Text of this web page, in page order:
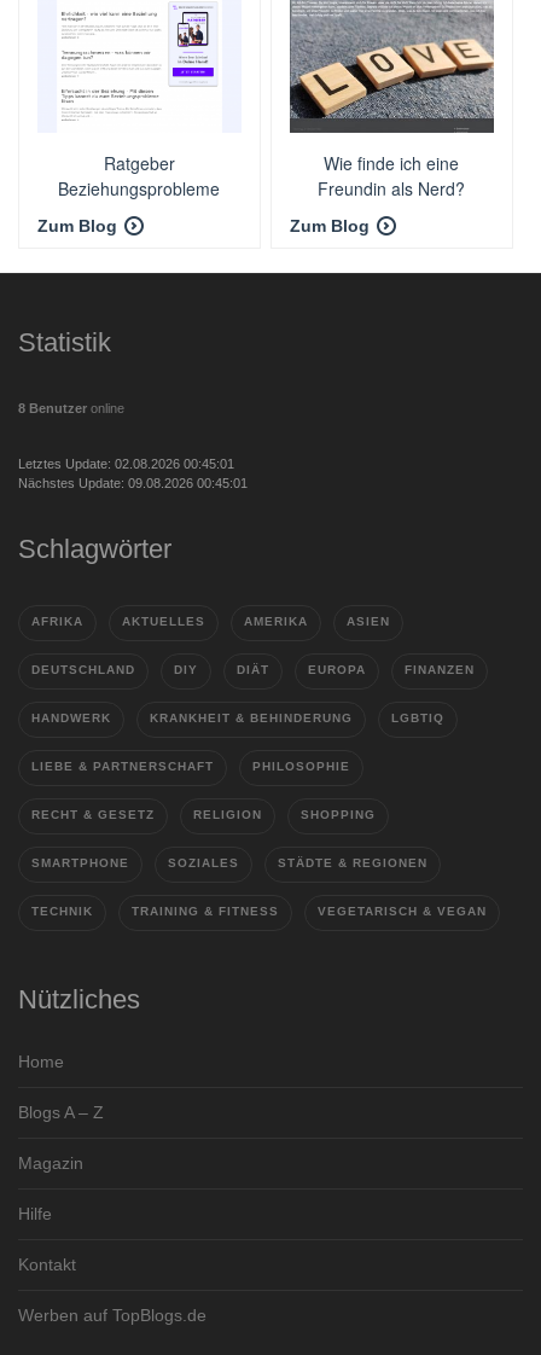
Ratgeber
Beziehungsprobleme
Zum Blog
Wie finde ich eine
Freundin als Nerd?
Zum Blog
Statistik
8 Benutzer online
Letztes Update: 02.08.2026 00:45:01
Nächstes Update: 09.08.2026 00:45:01
Schlagwörter
AFRIKA AKTUELLES AMERIKA ASIEN
DEUTSCHLAND DIY DIÄT EUROPA FINANZEN
HANDWERK KRANKHEIT & BEHINDERUNG LGBTIQ
LIEBE & PARTNERSCHAFT PHILOSOPHIE
RECHT & GESETZ RELIGION SHOPPING
SMARTPHONE SOZIALES STÄDTE & REGIONEN
TECHNIK TRAINING & FITNESS VEGETARISCH & VEGAN
Nützliches
Home
Blogs A – Z
Magazin
Hilfe
Kontakt
Werben auf TopBlogs.de